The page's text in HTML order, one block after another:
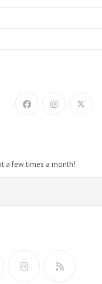
a few times a month!